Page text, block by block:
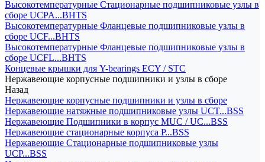
Высокотемпературные Стационарные подшипниковые узлы в
сборе UCPA...BHTS
Высокотемпературные Фланцевые подшипниковые узлы в
сборе UCF...BHTS
Высокотемпературные Фланцевые подшипниковые узлы в
сборе UCFL...BHTS
Концевые крышки для Y-bearings ECY / STC
Нержавеющие корпусные подшипники и узлы в сборе
Назад
Нержавеющие корпусные подшипники и узлы в сборе
Нержавеющие натяжные подшипниковые узлы UCT...BSS
Нержавеющие Подшипники в корпус MUC / UC...BSS
Нержавеющие стационарные корпуса P...BSS
Нержавеющие Стационарные подшипниковые узлы
UCP...BSS